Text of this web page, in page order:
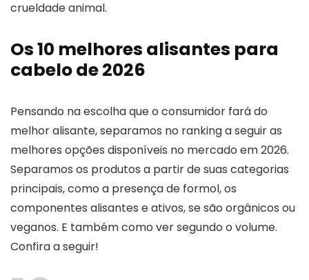
crueldade animal.
Os 10 melhores alisantes para
cabelo de 2026
Pensando na escolha que o consumidor fará do
melhor alisante, separamos no ranking a seguir as
melhores opções disponíveis no mercado em 2026.
Separamos os produtos a partir de suas categorias
principais, como a presença de formol, os
componentes alisantes e ativos, se são orgânicos ou
veganos. E também como ver segundo o volume.
Confira a seguir!